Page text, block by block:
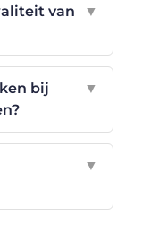
van
▼
bij
▼
▼